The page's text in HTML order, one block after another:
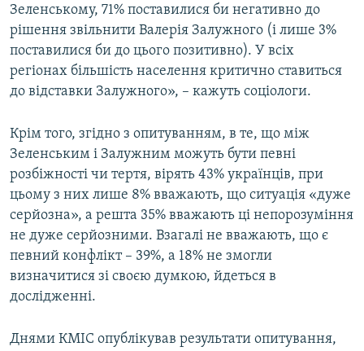
Зеленському, 71% поставилися би негативно до
рішення звільнити Валерія Залужного (і лише 3%
поставилися би до цього позитивно). У всіх
регіонах більшість населення критично ставиться
до відставки Залужного», – кажуть соціологи.
Крім того, згідно з опитуванням, в те, що між
Зеленським і Залужним можуть бути певні
розбіжності чи тертя, вірять 43% українців, при
цьому з них лише 8% вважають, що ситуація «дуже
серйозна», а решта 35% вважають ці непорозуміння
не дуже серйозними. Взагалі не вважають, що є
певний конфлікт – 39%, а 18% не змогли
визначитися зі своєю думкою, йдеться в
дослідженні.
Днями КМІС опублікував результати опитування,